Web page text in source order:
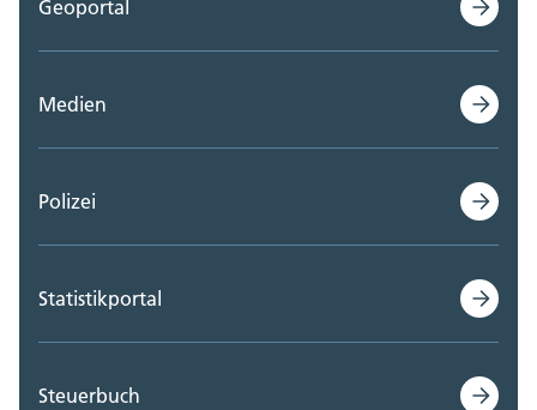
Geoportal
Medien
Polizei
Statistikportal
Steuerbuch